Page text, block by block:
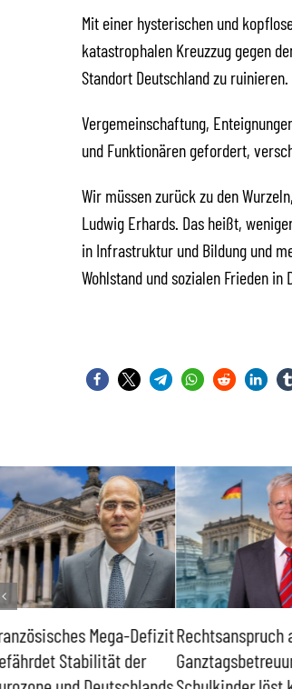
Mit einer hysterischen und
katastrophalen Kreuzzug gegen
Standort Deutschland zu ruinieren.
Vergemeinschaftung,
und Funktionären gefordert,
Wir müssen zurück zu den
Ludwig Erhards. Das heißt,
in Infrastruktur und Bildung und
Wohlstand und sozialen Frieden in
Mega-Defizit
Stabilität der
Rechtsanspruch